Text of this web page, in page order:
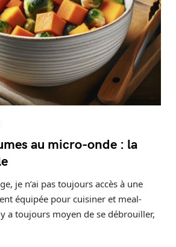
au micro-onde : la
je n’ai pas toujours accès à une
équipée pour cuisiner et meal-
a toujours moyen de se débrouiller,